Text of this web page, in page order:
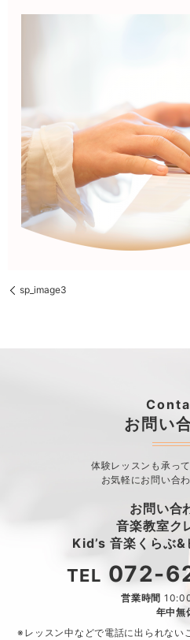
sp_image3
お問い
体験レッスンも承っ
お気軽にお問い合
お問い合
音楽教室ク
Kid’s 音楽くらぶ
TEL 072-
営業時間
年中無
※レッスン中などで電話に出られない